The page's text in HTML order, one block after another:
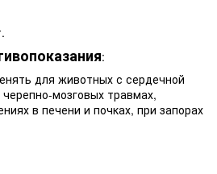
:
для животных с сердечной
мозговых травмах,
в печени и почках, при запорах